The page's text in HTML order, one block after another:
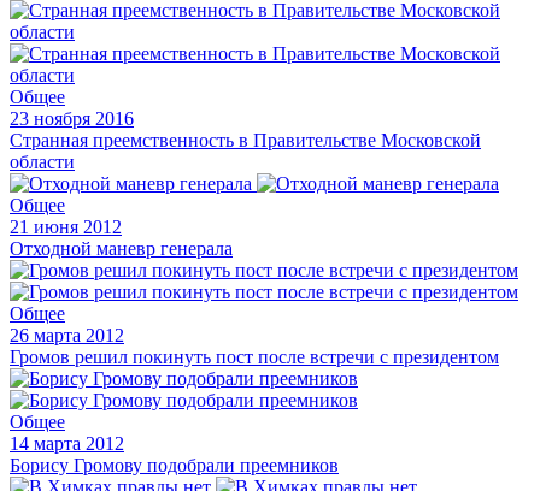
Общее
23 ноября 2016
Странная преемственность в Правительстве Московской
области
Общее
21 июня 2012
Отходной маневр генерала
Общее
26 марта 2012
Громов решил покинуть пост после встречи с президентом
Общее
14 марта 2012
Борису Громову подобрали преемников